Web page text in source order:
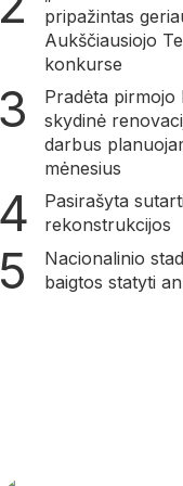
pripažintas
Aukščiausiojo
konkurse
Pradėta pirmojo
skydinė
darbus
mėnesius
Pasirašyta
rekonstrukcijos
Nacionalinio
baigtos statyti